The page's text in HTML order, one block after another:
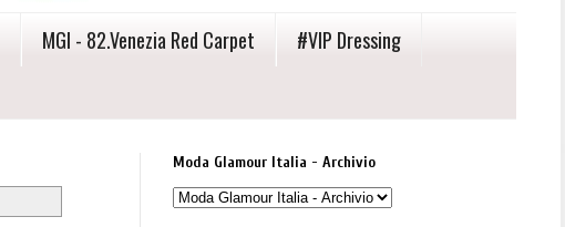
MGI - 82.Venezia Red Carpet
#VIP Dressing
Moda Glamour Italia - Archivio